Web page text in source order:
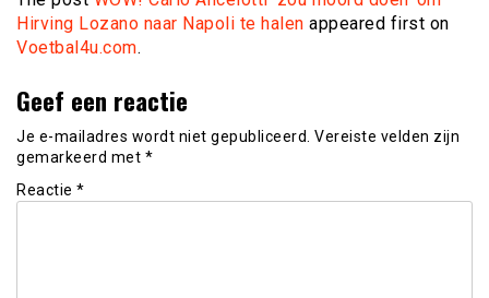
Hirving Lozano naar Napoli te halen appeared first on
Voetbal4u.com.
Geef een reactie
Je e-mailadres wordt niet gepubliceerd. Vereiste velden zijn
gemarkeerd met *
Reactie *